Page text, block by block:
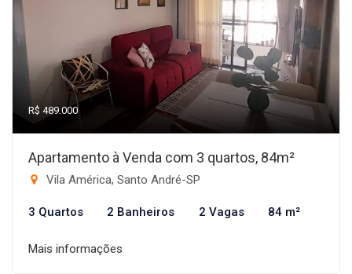
R$ 489.000
Apartamento à Venda com 3 quartos, 84m²
Vila América, Santo André-SP
3 Quartos 2 Banheiros 2 Vagas 84 m²
Mais informações